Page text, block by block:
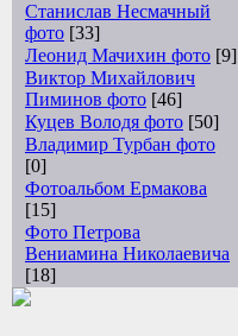
Станислав Несмачный
фото [33]
Леонид Мачихин фото [9]
Виктор Михайлович
Пиминов фото [46]
Куцев Володя фото [50]
Владимир Турбан фото
[0]
Фотоальбом Ермакова
[15]
Фото Петрова
Вениамина Николаевича
[18]